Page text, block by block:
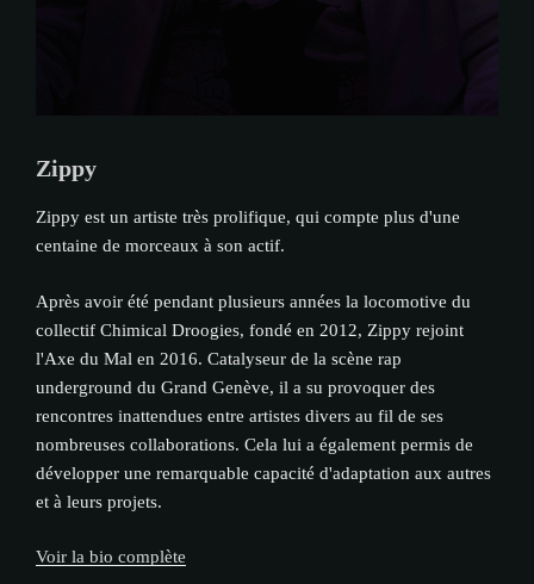
Zippy
Zippy est un artiste très prolifique, qui compte plus d'une
centaine de morceaux à son actif.
Après avoir été pendant plusieurs années la locomotive du
collectif Chimical Droogies, fondé en 2012, Zippy rejoint
l'Axe du Mal en 2016. Catalyseur de la scène rap
underground du Grand Genève, il a su provoquer des
rencontres inattendues entre artistes divers au fil de ses
nombreuses collaborations. Cela lui a également permis de
développer une remarquable capacité d'adaptation aux autres
et à leurs projets.
Voir la bio complète